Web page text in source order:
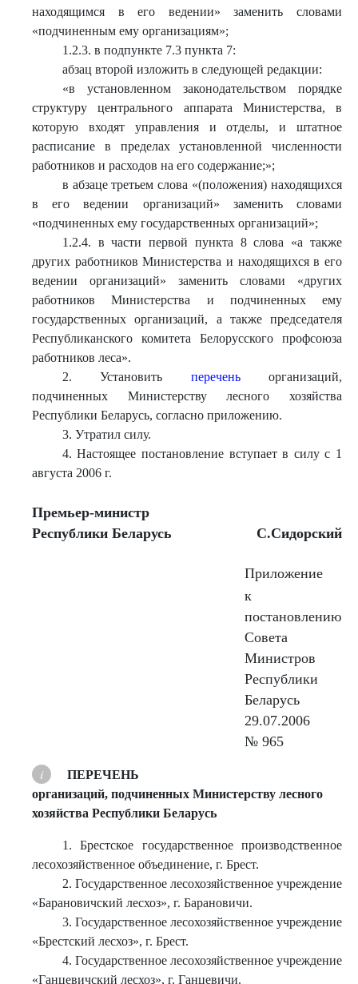
находящимся в его ведении» заменить словами
«подчиненным ему организациям»;
1.2.3. в подпункте 7.3 пункта 7:
абзац второй изложить в следующей редакции:
«в установленном законодательством порядке
структуру центрального аппарата Министерства, в
которую входят управления и отделы, и штатное
расписание в пределах установленной численности
работников и расходов на его содержание;»;
в абзаце третьем слова «(положения) находящихся
в его ведении организаций» заменить словами
«подчиненных ему государственных организаций»;
1.2.4. в части первой пункта 8 слова «а также
других работников Министерства и находящихся в его
ведении организаций» заменить словами «других
работников Министерства и подчиненных ему
государственных организаций, а также председателя
Республиканского комитета Белорусского профсоюза
работников леса».
2. Установить переченьорганизаций,
подчиненных Министерству лесного хозяйства
Республики Беларусь, согласно приложению.
3. Утратил силу.
4. Настоящее постановление вступает в силу с 1
августа 2006 г.
Премьер-министр
Республики Беларусь
С.Сидорский
Приложение
к
постановлению
Совета
Министров
Республики
Беларусь
29.07.2006
№ 965
ПЕРЕЧЕНЬ
организаций, подчиненных Министерству лесного
хозяйства Республики Беларусь
1. Брестское государственное производственное
лесохозяйственное объединение, г. Брест.
2. Государственное лесохозяйственное учреждение
«Барановичский лесхоз», г. Барановичи.
3. Государственное лесохозяйственное учреждение
«Брестский лесхоз», г. Брест.
4. Государственное лесохозяйственное учреждение
«Ганцевичский лесхоз», г. Ганцевичи.